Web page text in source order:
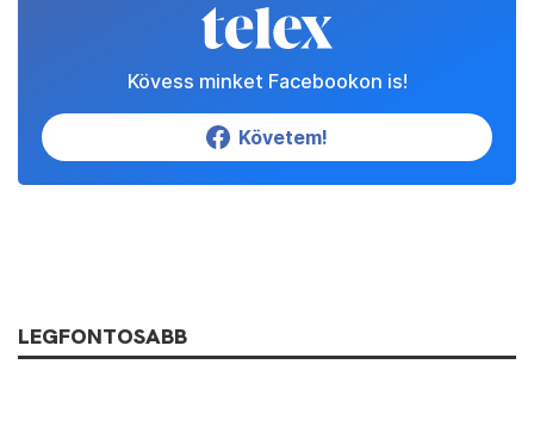
Kövess minket Facebookon is!
Követem!
LEGFONTOSABB